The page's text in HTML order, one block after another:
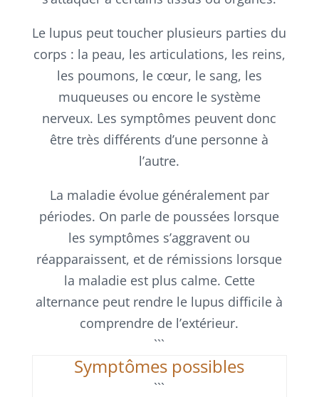
Le lupus peut toucher plusieurs parties du
corps : la peau, les articulations, les reins,
les poumons, le cœur, le sang, les
muqueuses ou encore le système
nerveux. Les symptômes peuvent donc
être très différents d’une personne à
l’autre.
La maladie évolue généralement par
périodes. On parle de poussées lorsque
les symptômes s’aggravent ou
réapparaissent, et de rémissions lorsque
la maladie est plus calme. Cette
alternance peut rendre le lupus difficile à
comprendre de l’extérieur.
```
Symptômes possibles
```